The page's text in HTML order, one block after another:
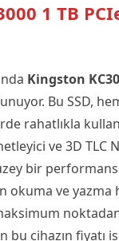
1 TB
Kingston
Bu SSD,
rahatlıkla
ve 3D TLC
bir
okuma ve yazma
noktadan
bu cihazın fiyatı